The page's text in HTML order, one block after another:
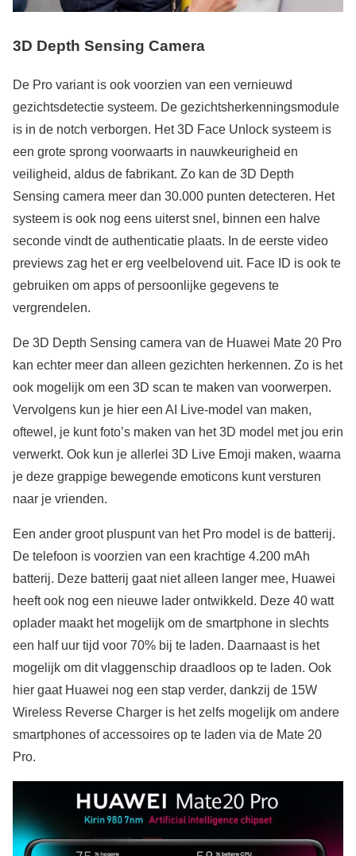
3D Depth Sensing Camera
De Pro variant is ook voorzien van een vernieuwd
gezichtsdetectie systeem. De gezichtsherkenningsmodule
is in de notch verborgen. Het 3D Face Unlock systeem is
een grote sprong voorwaarts in nauwkeurigheid en
veiligheid, aldus de fabrikant. Zo kan de 3D Depth
Sensing camera meer dan 30.000 punten detecteren. Het
systeem is ook nog eens uiterst snel, binnen een halve
seconde vindt de authenticatie plaats. In de eerste video
previews zag het er erg veelbelovend uit. Face ID is ook te
gebruiken om apps of persoonlijke gegevens te
vergrendelen.
De 3D Depth Sensing camera van de Huawei Mate 20 Pro
kan echter meer dan alleen gezichten herkennen. Zo is het
ook mogelijk om een 3D scan te maken van voorwerpen.
Vervolgens kun je hier een AI Live-model van maken,
oftewel, je kunt foto’s maken van het 3D model met jou erin
verwerkt. Ook kun je allerlei 3D Live Emoji maken, waarna
je deze grappige bewegende emoticons kunt versturen
naar je vrienden.
Een ander groot pluspunt van het Pro model is de batterij.
De telefoon is voorzien van een krachtige 4.200 mAh
batterij. Deze batterij gaat niet alleen langer mee, Huawei
heeft ook nog een nieuwe lader ontwikkeld. Deze 40 watt
oplader maakt het mogelijk om de smartphone in slechts
een half uur tijd voor 70% bij te laden. Daarnaast is het
mogelijk om dit vlaggenschip draadloos op te laden. Ook
hier gaat Huawei nog een stap verder, dankzij de 15W
Wireless Reverse Charger is het zelfs mogelijk om andere
smartphones of accessoires op te laden via de Mate 20
Pro.